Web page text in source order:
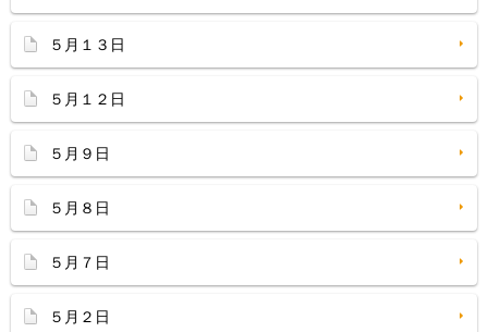
５月１３日
５月１２日
５月９日
５月８日
５月７日
５月２日